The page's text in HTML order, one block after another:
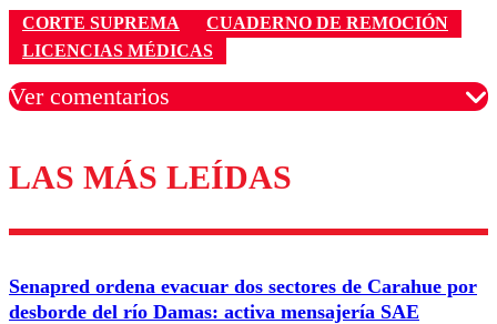
CORTE SUPREMA
CUADERNO DE REMOCIÓN
LICENCIAS MÉDICAS
Ver comentarios
Los comentarios son moderados para garantizar un
diálogo respetuoso.
Correo
LAS MÁS LEÍDAS
Senapred ordena evacuar dos sectores de Carahue por
desborde del río Damas: activa mensajería SAE